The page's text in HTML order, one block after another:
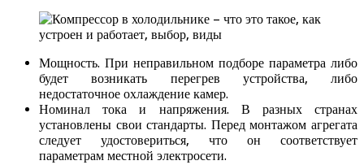
Мощность. При неправильном подборе параметра либо
будет возникать перегрев устройства, либо
недостаточное охлаждение камер.
Номинал тока и напряжения. В разных странах
установлены свои стандарты. Перед монтажом агрегата
следует удостовериться, что он соответствует
параметрам местной электросети.